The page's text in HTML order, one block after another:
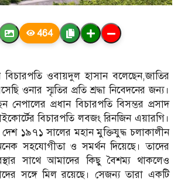
464
বিচারপতি ওবায়দুল হাসান বলেছেন,জাতির
ওনার স্মৃতির প্রতি শ্রদ্ধা নিবেদনের জন্য।
নেপালের প্রধান বিচারপতি বিসম্ভর প্রসাদ
বিচারপতি লবজং রিনজিন এয়ারগি।
১৯৭১ সালের মহান মুক্তিযুদ্ধ চলাকালীন
সহযোগীতা ও সমর্থন দিয়েছে। তাদের
সাথে আমাদের কিছু বৈশম্য থাকলেও
সঙ্গে মিল রয়েছে। সেজন্য তারা একটি